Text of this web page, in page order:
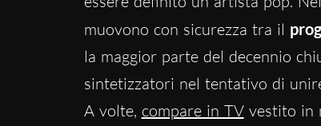
muovono con sicurezza tra il
la maggior parte del decennio
sintetizzatori nel tentativo di
A volte, compare in TVvestito in